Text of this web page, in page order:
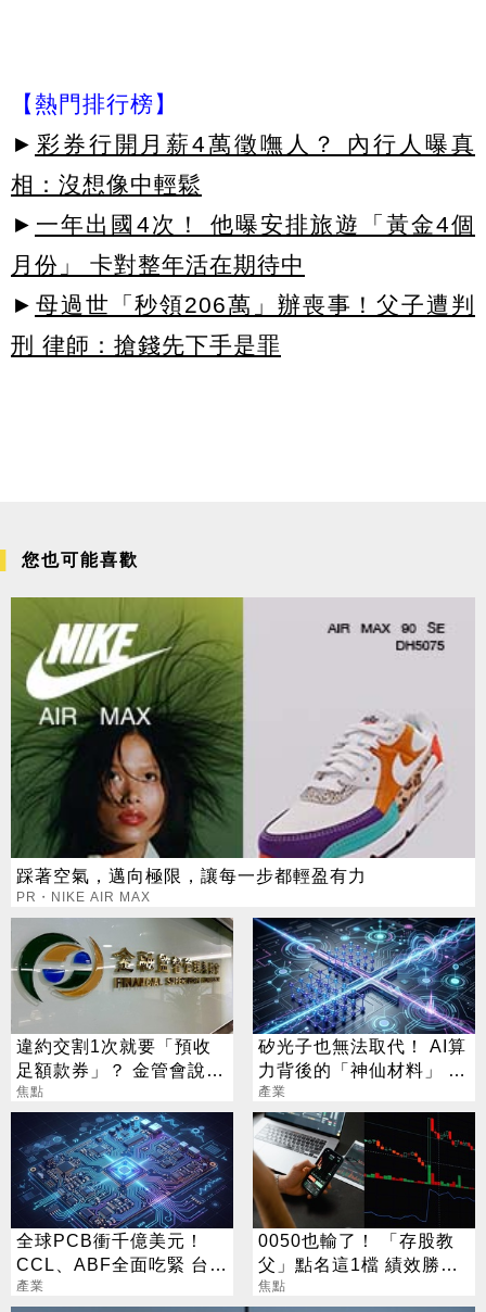
【熱門排行榜】
► 彩券行開月薪4萬徵嘸人？ 內行人曝真
相：沒想像中輕鬆
► 一年出國4次！ 他曝安排旅遊「黃金4個
月份」 卡對整年活在期待中
► 母過世「秒領206萬」辦喪事！父子遭判
刑 律師：搶錢先下手是罪
您也可能喜歡
踩著空氣，邁向極限，讓每一步都輕盈有力
PR・NIKE AIR MAX
違約交割1次就要「預收
足額款券」？ 金管會說話
了
焦點
矽光子也無法取代！ AI算
力背後的「神仙材料」 這
幾家默默爆賺
產業
全球PCB衝千億美元！
CCL、ABF全面吃緊 台廠
迎兆元商機
產業
0050也輸了！ 「存股教
父」點名這1檔 績效勝出
還更抗跌
焦點